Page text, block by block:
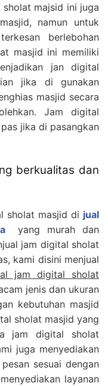
majsid ini juga
namun untuk
berlebohan
masjid ini memiliki
jan digital
jika di gunakan
masjid secara
Jam digital
jika di pasangkan
berkualitas dan
sholat masjid di jual
yang murah dan
jam digital sholat
kami disini menjual
jam digital sholat
jenis dan ukuran
kebutuhan masjid
sholat masjid yang
jam digital sholat
juga menyediakan
sesuai dengan
layanan